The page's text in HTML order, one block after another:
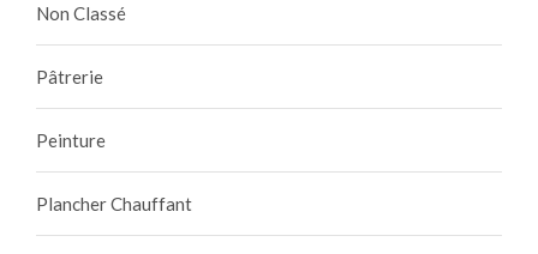
Non Classé
Pâtrerie
Peinture
Plancher Chauffant